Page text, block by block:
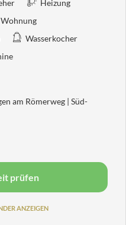
Heizung
Wasserkocher
am Römerweg | Süd-
WC
Kosmetikspiegel
prüfen
ANZEIGEN